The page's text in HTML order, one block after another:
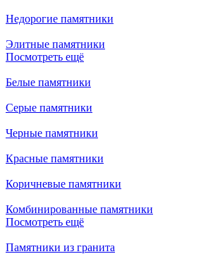
Недорогие памятники
Элитные памятники
Посмотреть ещё
Белые памятники
Серые памятники
Черные памятники
Красные памятники
Коричневые памятники
Комбинированные памятники
Посмотреть ещё
Памятники из гранита